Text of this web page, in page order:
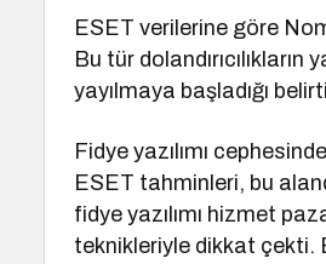
ESET verilerine göre
Bu tür
yayılmaya başladığı
Fidye yazılımı
ESET tahminleri, bu
fidye yazılımı hizmet
teknikleriyle dikkat çekti.